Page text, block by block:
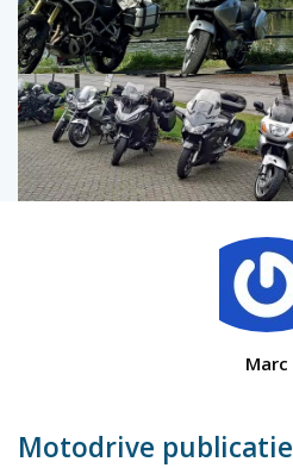
Marc
Motodrive publicatie